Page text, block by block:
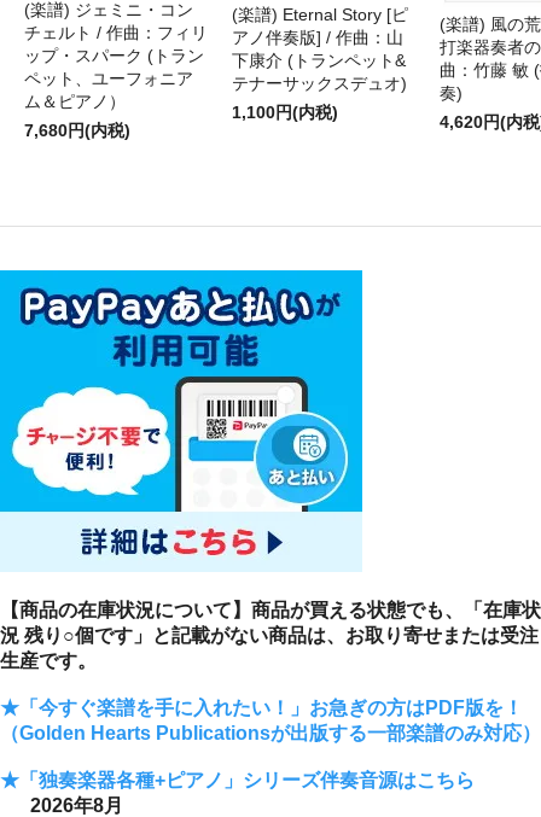
(楽譜) ジェミニ・コン
チェルト / 作曲：フィリ
ップ・スパーク (トラン
ペット、ユーフォニア
ム＆ピアノ）
7,680円(内税)
(楽譜) Eternal Story [ピ
アノ伴奏版] / 作曲：山
下康介 (トランペット&
テナーサックスデュオ)
1,100円(内税)
(楽譜) 風の
打楽器奏者
曲：竹藤 敏
奏)
4,620円(内
【商品の在庫状況について】商品が買える状態でも、「在庫状
況 残り○個です」と記載がない商品は、お取り寄せまたは受注
生産です。
★「今すぐ楽譜を手に入れたい！」お急ぎの方はPDF版を！
（Golden Hearts Publicationsが出版する一部楽譜のみ対応）
★「独奏楽器各種+ピアノ」シリーズ伴奏音源はこちら
2026年8月